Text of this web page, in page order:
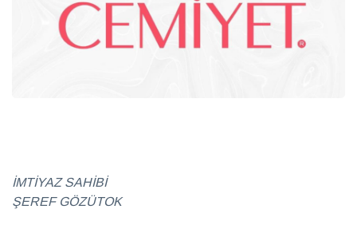
Sağlık
İMTİYAZ SAHİBİ
ŞEREF GÖZÜTOK